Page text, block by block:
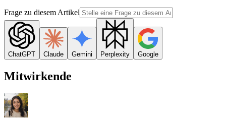
Frage zu diesem Artikel
ChatGPT Claude Gemini Perplexity Google
Mitwirkende